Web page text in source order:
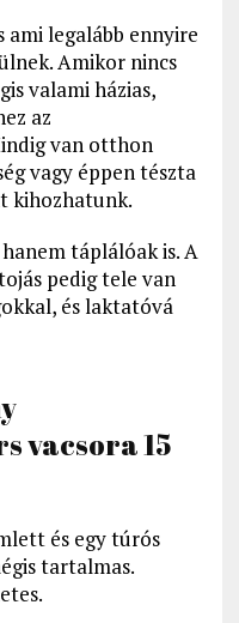
ami legalább ennyire
Amikor nincs
valami házias,
az
van otthon
vagy éppen tészta
kihozhatunk.
táplálóak is. A
pedig tele van
és laktatóvá
vacsora 15
és egy túrós
tartalmas.